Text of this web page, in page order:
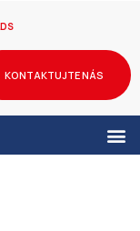
KONTAKTUJTE NÁS